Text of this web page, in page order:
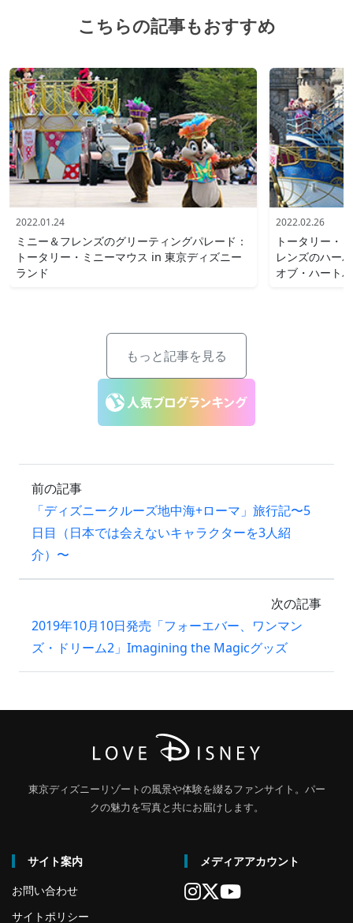
こちらの記事もおすすめ
2022.01.24
ミニー＆フレンズのグリーティングパレード：
トータリー・ミニーマウス in 東京ディズニー
ランド
2022.02.26
トータリー・
レンズのハー
オブ・ハート
もっと記事を見る
前の記事
「ディズニークルーズ地中海+ローマ」旅行記〜5
日目（日本では会えないキャラクターを3人紹
介）〜
次の記事
2019年10月10日発売「フォーエバー、ワンマン
ズ・ドリーム2」Imagining the Magicグッズ
東京ディズニーリゾートの風景や体験を綴るファンサイト。パー
クの魅力を写真と共にお届けします。
サイト案内
お問い合わせ
サイトポリシー
メディアアカウント